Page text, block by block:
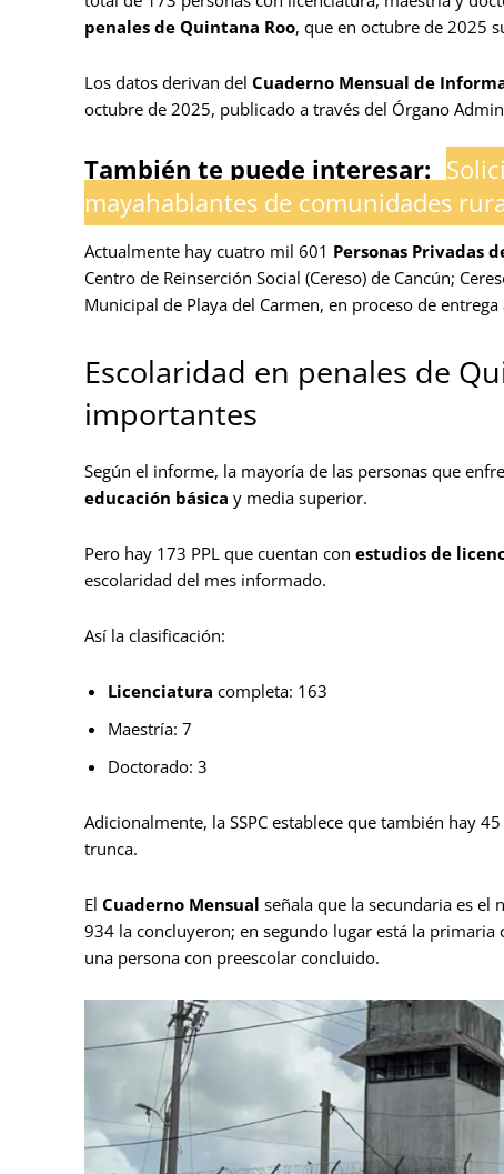
penales de Quintana Roo, que en octubre de 2025
Los datos derivan del Cuaderno Mensual de
octubre de 2025, publicado a través del Órgano
También te puede interesar:
mayahablantes de comunidades
Actualmente hay cuatro mil 601 Personas Privadas
Centro de Reinserción Social (Cereso) de Cancún;
Municipal de Playa del Carmen, en proceso de
Escolaridad en penales de
importantes
Según el informe, la mayoría de las personas que
educación básica y media superior.
Pero hay 173 PPL que cuentan con estudios de
escolaridad del mes informado.
Así la clasificación:
Licenciatura completa: 163
Maestría: 7
Doctorado: 3
Adicionalmente, la SSPC establece que también hay
trunca.
El Cuaderno Mensual señala que la secundaria es
934 la concluyeron; en segundo lugar está la
una persona con preescolar concluido.